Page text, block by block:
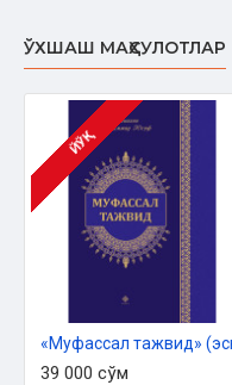
ЎХШАШ МАҲСУЛОТЛАР
ЙЎҚ
39 000 сўм